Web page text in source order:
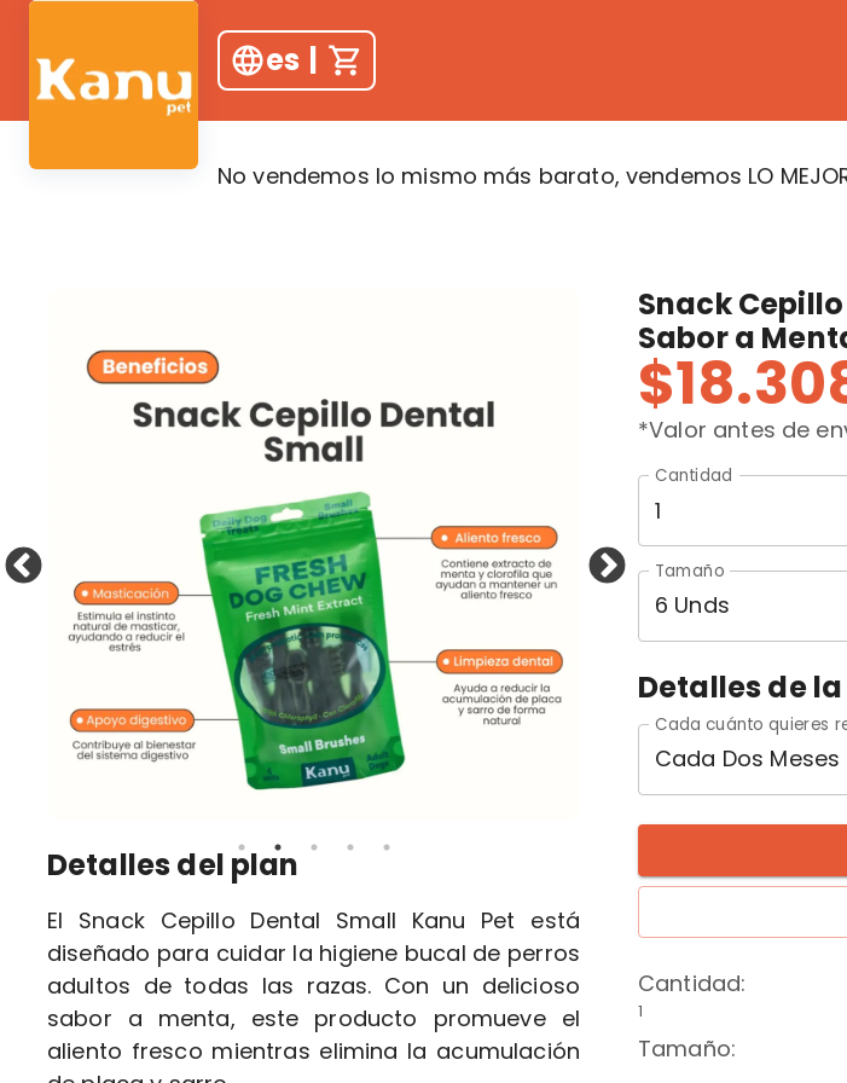
es |
No vendemos lo mismo más barato, vendemos LO
Detalles del plan
El Snack Cepillo Dental Small Kanu Pet está
diseñado para cuidar la higiene bucal de perros
adultos de todas las razas. Con un delicioso
sabor a menta, este producto promueve el
aliento fresco mientras elimina la acumulación
Snack
Sabor a
*Valor antes de
Cantidad
Tamaño
6 Unds
Detalles de
Cada cuánto quieres
Cada Dos Meses
Cantidad:
1
Tamaño: